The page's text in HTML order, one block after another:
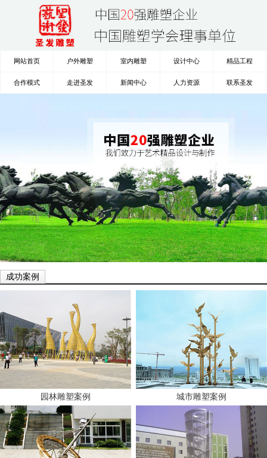
网站首页 户外雕塑 室内雕塑 设计中心 精品工程
合作模式 走进圣发 新闻中心 人力资源 联系圣发
成功案例
园林雕塑案例 城市雕塑案例